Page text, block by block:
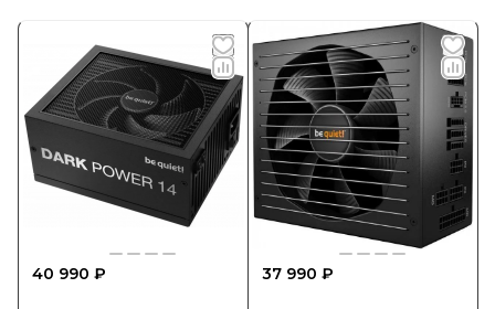
40 990 ₽ 37 990 ₽